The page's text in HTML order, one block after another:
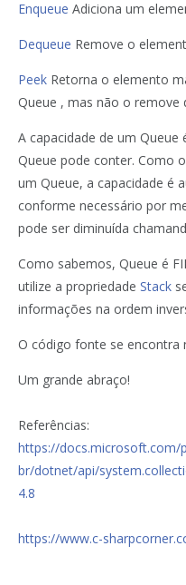
Enqueue Adiciona um
Dequeue Remove o
Peek Retorna o elemento
Queue , mas não o remove
A capacidade de um
Queue pode conter. Como
um Queue, a capacidade é
conforme necessário por
pode ser diminuída
Como sabemos, Queue é
utilize a propriedade Stack
informações na ordem
O código fonte se encontra
Um grande abraço!
Referências:
https://docs.microsoft.com/
br/dotnet/api/
4.8
https://www.c-